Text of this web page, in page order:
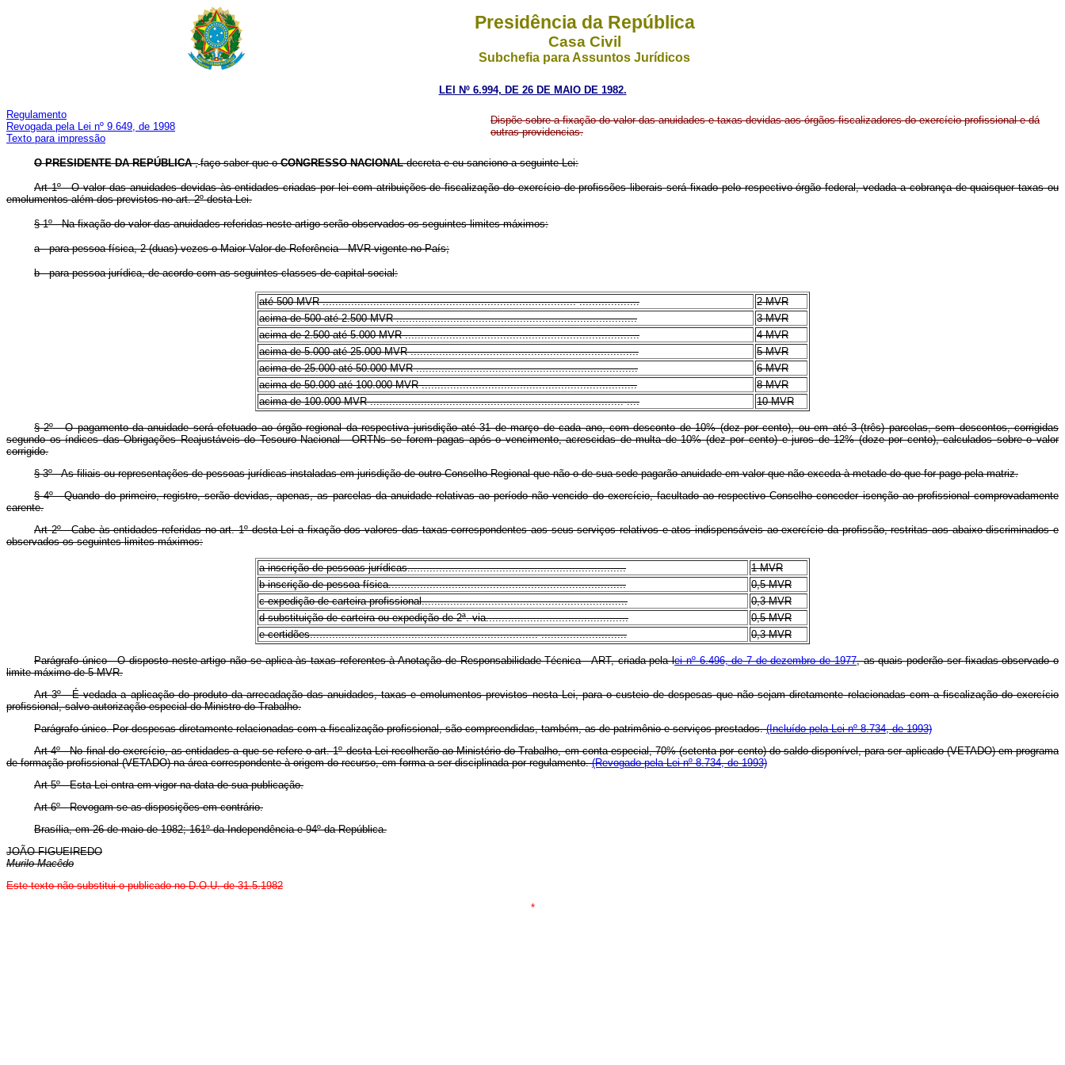
Presidência da República
Casa Civil
Subchefia para Assuntos Jurídicos
LEI Nº 6.994, DE 26 DE MAIO DE 1982.
Regulamento
Revogada pela Lei nº 9.649, de 1998
Texto para impressão
Dispõe sobre a fixação do valor das anuidades e taxas devidas aos órgãos fiscalizadores do exercício profissional e dá
outras providencias.
O PRESIDENTE DA REPÚBLICA, faço saber que oCONGRESSO NACIONALdecreta e eu sanciono a seguinte Lei:
Art 1º - O valor das anuidades devidas às entidades criadas por lei com atribuições de fiscalização do exercício de profissões liberais será fixado pelo respectivo órgão federal, vedada a cobrança de quaisquer taxas ou
emolumentos além dos previstos no art. 2º desta Lei.
§ 1º - Na fixação do valor das anuidades referidas neste artigo serão observados os seguintes limites máximos:
a - para pessoa física, 2 (duas) vezes o Maior Valor de Referência - MVR vigente no País;
b - para pessoa jurídica, de acordo com as seguintes classes de capital social:
até 500 MVR ................................................................................ ...................
2 MVR
acima de 500 até 2.500 MVR ............................................................................
3 MVR
acima de 2.500 até 5.000 MVR ..........................................................................
4 MVR
acima de 5.000 até 25.000 MVR ........................................................................
5 MVR
acima de 25.000 até 50.000 MVR ......................................................................
6 MVR
acima de 50.000 até 100.000 MVR ....................................................................
8 MVR
acima de 100.000 MVR ................................................................................ ....
10 MVR
§ 2º - O pagamento da anuidade será efetuado ao órgão regional da respectiva jurisdição até 31 de março de cada ano, com desconto de 10% (dez por cento), ou em até 3 (três) parcelas, sem descontos, corrigidas
segundo os índices das Obrigações Reajustáveis do Tesouro Nacional - ORTNs se forem pagas após o vencimento, acrescidas de multa de 10% (dez por cento) e juros de 12% (doze por cento), calculados sobre o valor
corrigido.
§ 3º - As filiais ou representações de pessoas jurídicas instaladas em jurisdição de outro Conselho Regional que não o de sua sede pagarão anuidade em valor que não exceda à metade do que for pago pela matriz.
§ 4º - Quando do primeiro, registro, serão devidas, apenas, as parcelas da anuidade relativas ao período não vencido do exercício, facultado ao respectivo Conselho conceder isenção ao profissional comprovadamente
carente.
Art 2º - Cabe às entidades referidas no art. 1º desta Lei a fixação dos valores das taxas correspondentes aos seus serviços relativos e atos indispensáveis ao exercício da profissão, restritas aos abaixo discriminados e
observados os seguintes limites máximos:
a inscrição de pessoas jurídicas.....................................................................
1 MVR
b inscrição de pessoa física...........................................................................
0,5 MVR
c expedição de carteira profissional.................................................................
0,3 MVR
d substituição de carteira ou expedição de 2ª. via.............................................
0,5 MVR
e certidões........................................................................ ...........................
0,3 MVR
Parágrafo único - O disposto neste artigo não se aplica às taxas referentes à Anotação de Responsabilidade Técnica - ART, criada pela lei nº 6.496, de 7 de dezembro de 1977, as quais poderão ser fixadas observado o
limite máximo de 5 MVR.
Art 3º - É vedada a aplicação do produto da arrecadação das anuidades, taxas e emolumentos previstos nesta Lei, para o custeio de despesas que não sejam diretamente relacionadas com a fiscalização do exercício
profissional, salvo autorização especial do Ministro do Trabalho.
Parágrafo único. Por despesas diretamente relacionadas com a fiscalização profissional, são compreendidas, também, as de patrimônio e serviços prestados.(Incluído pela Lei nº 8.734, de 1993)
Art 4º - No final do exercício, as entidades a que se refere o art. 1º desta Lei recolherão ao Ministério do Trabalho, em conta especial, 70% (setenta por cento) do saldo disponível, para ser aplicado (VETADO) em programa
de formação profissional (VETADO) na área correspondente à origem do recurso, em forma a ser disciplinada por regulamento.(Revogado pela Lei nº 8.734, de 1993)
Art 5º - Esta Lei entra em vigor na data de sua publicação.
Art 6º - Revogam-se as disposições em contrário.
Brasília, em 26 de maio de 1982; 161º da Independência e 94º da República.
JOÃO FIGUEIREDO
Murilo Macêdo
Este texto não substitui o publicado no D.O.U. de 31.5.1982
*